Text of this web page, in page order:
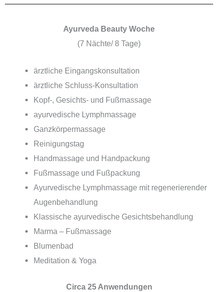
Ayurveda Beauty Woche
(7 Nächte/ 8 Tage)
ärztliche Eingangskonsultation
ärztliche Schluss-Konsultation
Kopf-, Gesichts- und Fußmassage
ayurvedische Lymphmassage
Ganzkörpermassage
Reinigungstag
Handmassage und Handpackung
Fußmassage und Fußpackung
Ayurvedische Lymphmassage mit regenerierender
Augenbehandlung
Klassische ayurvedische Gesichtsbehandlung
Marma – Fußmassage
Blumenbad
Meditation & Yoga
Circa 25 Anwendungen